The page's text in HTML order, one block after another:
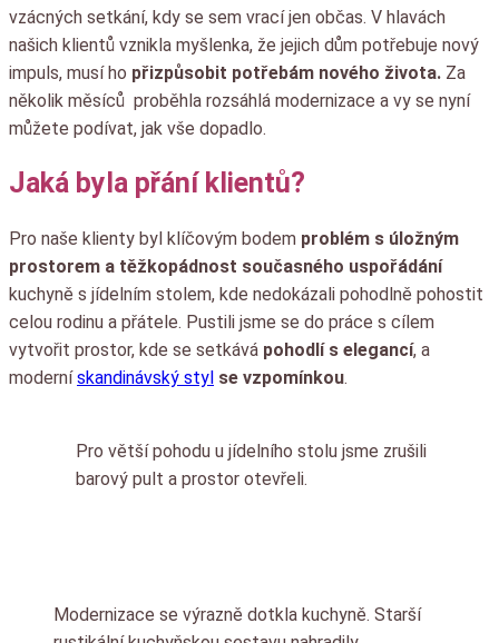
vzácných setkání, kdy se sem vrací jen občas. V hlavách
našich klientů vznikla myšlenka, že jejich dům potřebuje nový
impuls, musí ho přizpůsobit potřebám nového života. Za
několik měsíců proběhla rozsáhlá modernizace a vy se nyní
můžete podívat, jak vše dopadlo.
Jaká byla přání klientů?
Pro naše klienty byl klíčovým bodem problém s úložným
prostorem a těžkopádnost současného uspořádání
kuchyně s jídelním stolem, kde nedokázali pohodlně pohostit
celou rodinu a přátele. Pustili jsme se do práce s cílem
vytvořit prostor, kde se setkává pohodlí s elegancí, a
modernískandinávský styl se vzpomínkou.
Pro větší pohodu u jídelního stolu jsme zrušili
barový pult a prostor otevřeli.
Modernizace se výrazně dotkla kuchyně. Starší